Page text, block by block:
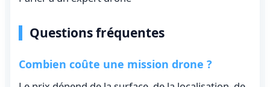
Questions fréquentes
Combien coûte une mission drone ?